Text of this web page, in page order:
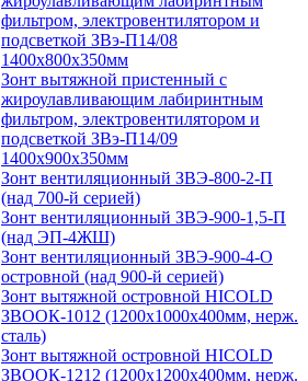
фильтром, электровентилятором и
подсветкой ЗВэ-П14/08
1400х800х350мм
Зонт вытяжной пристенный с
жироулавливающим лабиринтным
фильтром, электровентилятором и
подсветкой ЗВэ-П14/09
1400х900х350мм
Зонт вентиляционный ЗВЭ-800-2-П
(над 700-й серией)
Зонт вентиляционный ЗВЭ-900-1,5-П
(над ЭП-4ЖШ)
Зонт вентиляционный ЗВЭ-900-4-О
островной (над 900-й серией)
Зонт вытяжной островной HICOLD
ЗВООК-1012 (1200х1000х400мм, нерж.
сталь)
Зонт вытяжной островной HICOLD
ЗВООК-1212 (1200x1200x400мм, нерж.